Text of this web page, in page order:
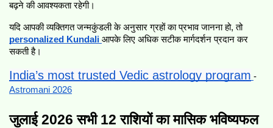
बढ़ने की आवश्यकता रहेगी।
यदि आपकी व्यक्तिगत जन्मकुंडली के अनुसार ग्रहों का प्रभाव जानना हो, तो
personalized Kundali आपके लिए अधिक सटीक मार्गदर्शन प्रदान कर
सकती है।
India’s most trusted Vedic astrology program
Astromani 2026
जुलाई 2026 सभी 12 राशियों का मासिक भविष्यफल